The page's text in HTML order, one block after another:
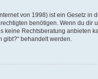
von 1998) ist ein Gesetz
benötigen. Wenn du dir
Rechtsberatung anbieten
gibt?“ behandelt werden.